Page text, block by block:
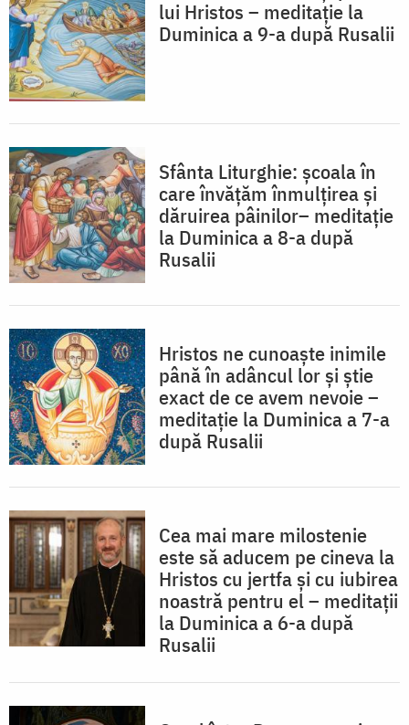
lui Hristos – meditație la
Duminica a 9-a după Rusalii
Sfânta Liturghie: școala în
care învățăm înmulțirea și
dăruirea pâinilor– meditație
la Duminica a 8-a după
Rusalii
Hristos ne cunoaște inimile
până în adâncul lor și știe
exact de ce avem nevoie –
meditație la Duminica a 7-a
după Rusalii
Cea mai mare milostenie
este să aducem pe cineva la
Hristos cu jertfa și cu iubirea
noastră pentru el – meditații
la Duminica a 6-a după
Rusalii